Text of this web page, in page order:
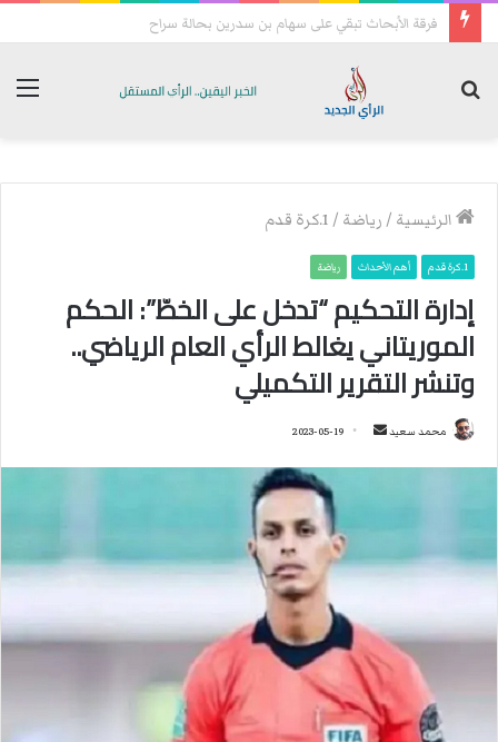
تحسبا للهجمات: فصائل عراقية تعيد رسم خريطة انتشارها الميداني
الرئيسية /رياضة /1.كرة قدم
1.كرة قدم أهم الأحداث رياضة
إدارة التحكيم “تدخل على الخطّ”: الحكم
الموريتاني يغالط الرأي العام الرياضي..
وتنشر التقرير التكميلي
محمد سعيد
ر
إ
ل
ك
2023-05-19